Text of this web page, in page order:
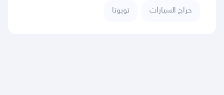
حراج السيارات تويوتا